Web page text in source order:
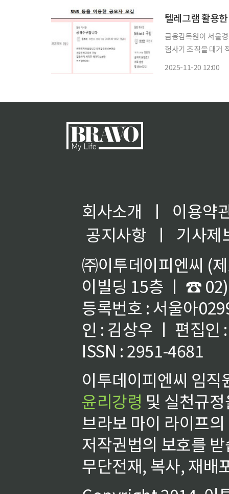
텔레그램 활용
금융감독원이 서울
험사기 조직을 대거
2025-11-20 12:00
회사소개 ㅣ
이용약
공지사항
ㅣ
기사제
㈜이투데이피엔씨 (
이빌딩 15층 ㅣ ☎
등록번호 : 서울아
인 : 김상우 ㅣ 편집인
ISSN : 2951-4681
이투데이피엔씨 임
윤리강령 및 실천규
브라보 마이 라이프
저작권법의 보호를
무단전재, 복사, 재배